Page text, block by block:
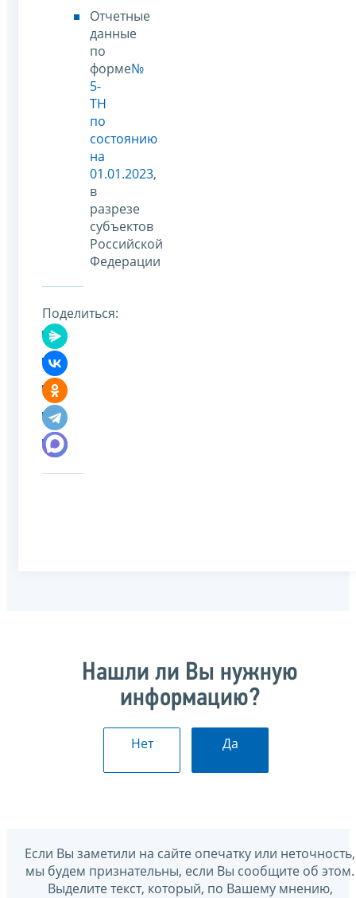
Отчетные
данные
по
форме№
5-
ТН
по
состоянию
на
01.01.2023,
в
разрезе
субъектов
Российской
Федерации
Поделиться:
Нашли ли Вы нужную
информацию?
Нет Да
Если Вы заметили на сайте опечатку или неточность,
мы будем признательны, если Вы сообщите об этом.
Выделите текст, который, по Вашему мнению,